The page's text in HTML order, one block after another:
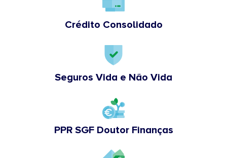
Crédito Consolidado
Seguros Vida e Não Vida
PPR SGF Doutor Finanças